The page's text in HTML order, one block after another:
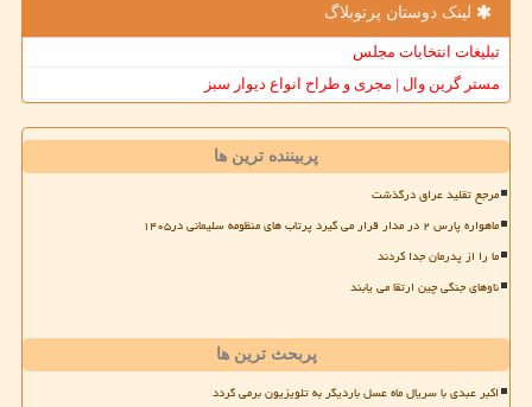
لینک دوستان پرتوبلاگ
تبلیغات انتخابات مجلس
مستر گرین وال | مجری و طراح انواع دیوار سبز
پربیننده ترین ها
مرجع تقلید عراق درگذشت
ماهواره پارس ۲ در مدار قرار می گیرد پرتاب های منظومه سلیمانی در۱۴۰۵
ما را از پدرمان جدا کردند
ناوهای جنگی چین ارتقا می یابند
پربحث ترین ها
اکبر عبدی با سریال ماه عسل باردیگر به تلویزیون برمی گردد